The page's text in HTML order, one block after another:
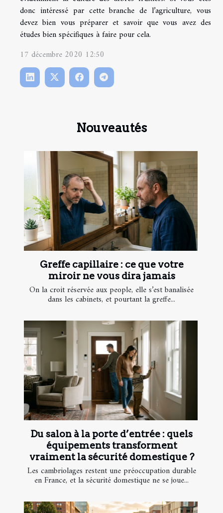
Nouveautés
Greffe capillaire : ce que votre
miroir ne vous dira jamais
On la croit réservée aux people, elle s’est banalisée
dans les cabinets, et pourtant la greffe...
Du salon à la porte d’entrée : quels
équipements transforment
vraiment la sécurité domestique ?
Les cambriolages restent une préoccupation durable
en France, et la sécurité domestique ne se joue...
donc intéressé par cette branche de l’agriculture, vous
devez bien vous préparer et savoir que vous avez des
études bien spécifiques à faire pour cela.
17 décembre 2020 12:50